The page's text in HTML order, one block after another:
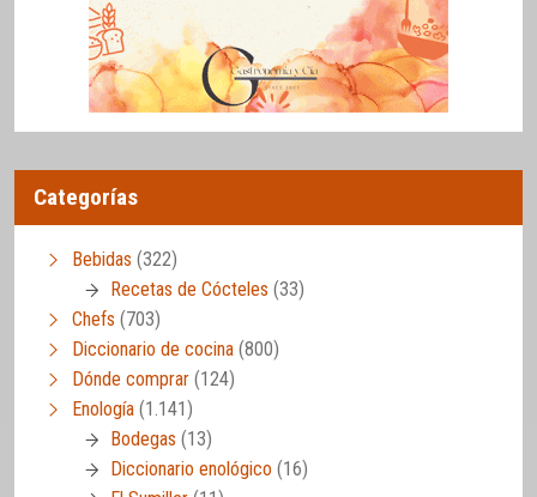
Categorías
Bebidas (322)
Recetas de Cócteles (33)
Chefs (703)
Diccionario de cocina (800)
Dónde comprar (124)
Enología (1.141)
Bodegas (13)
Diccionario enológico (16)